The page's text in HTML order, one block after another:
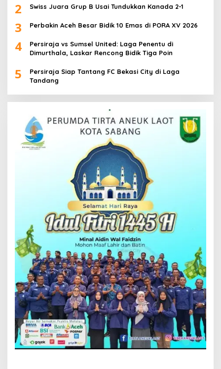
2 Swiss Juara Grup B Usai Tundukkan Kanada 2-1
3 Perbakin Aceh Besar Bidik 10 Emas di PORA XV 2026
4
Persiraja vs Sumsel United: Laga Penentu di
Dimurthala, Laskar Rencong Bidik Tiga Poin
5
Persiraja Siap Tantang FC Bekasi City di Laga
Tandang